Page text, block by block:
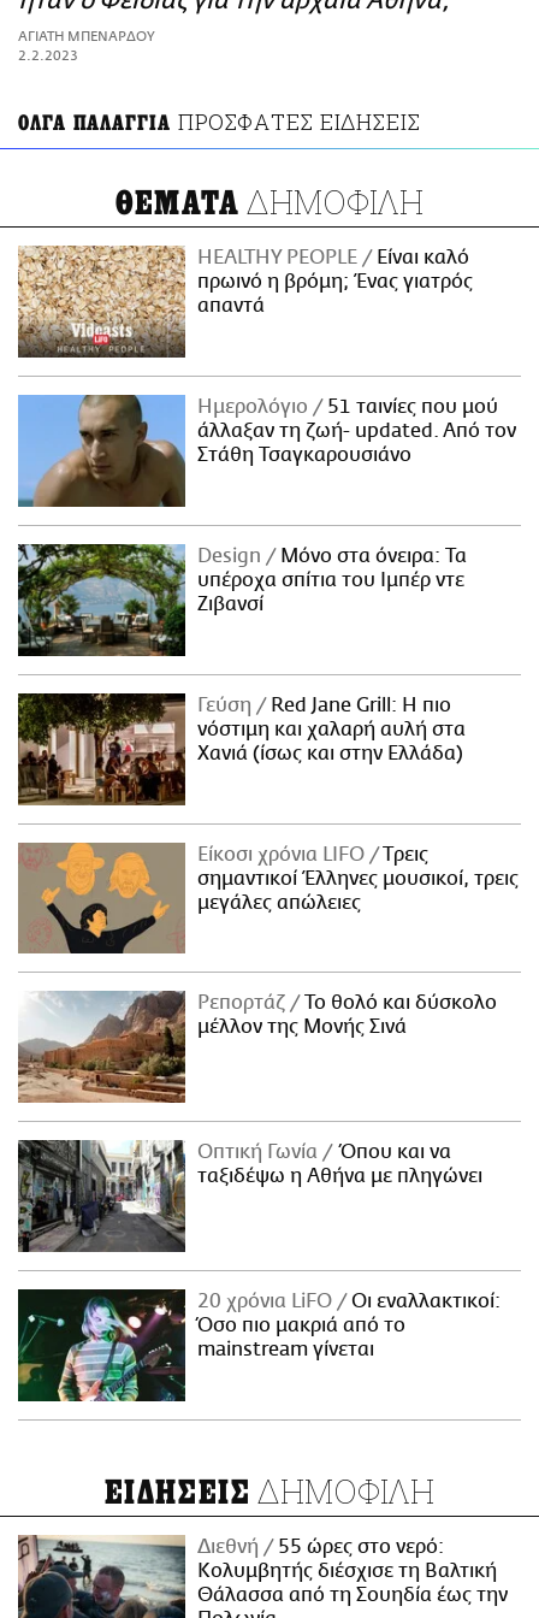
ΑΜΠΑ
PRINT
ΑΓΙΑΤΗ ΜΠΕΝΑΡΔΟΥ
2.2.2023
ΟΛΓΑ ΠΑΛΑΓΓΙΑ ΠΡΟΣΦΑΤΕΣ ΕΙΔΗΣΕΙΣ
ΘΕΜΑΤΑ ΔΗΜΟΦΙΛΗ
HEALTHY PEOPLE
Είναι καλό
πρωινό η βρόμη; Ένας γιατρός
απαντά
Ημερολόγιο
51 ταινίες που μού
άλλαξαν τη ζωή- updated. Aπό τον
Στάθη Τσαγκαρουσιάνο
Design
Μόνο στα όνειρα: Τα
υπέροχα σπίτια του Ιμπέρ ντε
Ζιβανσί
Γεύση
Red Jane Grill: Η πιο
νόστιμη και χαλαρή αυλή στα
Χανιά (ίσως και στην Ελλάδα)
Είκοσι χρόνια LIFO
Tρεις
σημαντικοί Έλληνες μουσικοί, τρεις
μεγάλες απώλειες
Ρεπορτάζ
Το θολό και δύσκολο
μέλλον της Μονής Σινά
Οπτική Γωνία
Όπου και να
ταξιδέψω η Αθήνα με πληγώνει
20 χρόνια LiFO
Οι εναλλακτικοί:
Όσο πιο μακριά από το
mainstream γίνεται
ΕΙΔΗΣΕΙΣ ΔΗΜΟΦΙΛΗ
Διεθνή
55 ώρες στο νερό:
Κολυμβητής διέσχισε τη Βαλτική
Θάλασσα από τη Σουηδία έως την